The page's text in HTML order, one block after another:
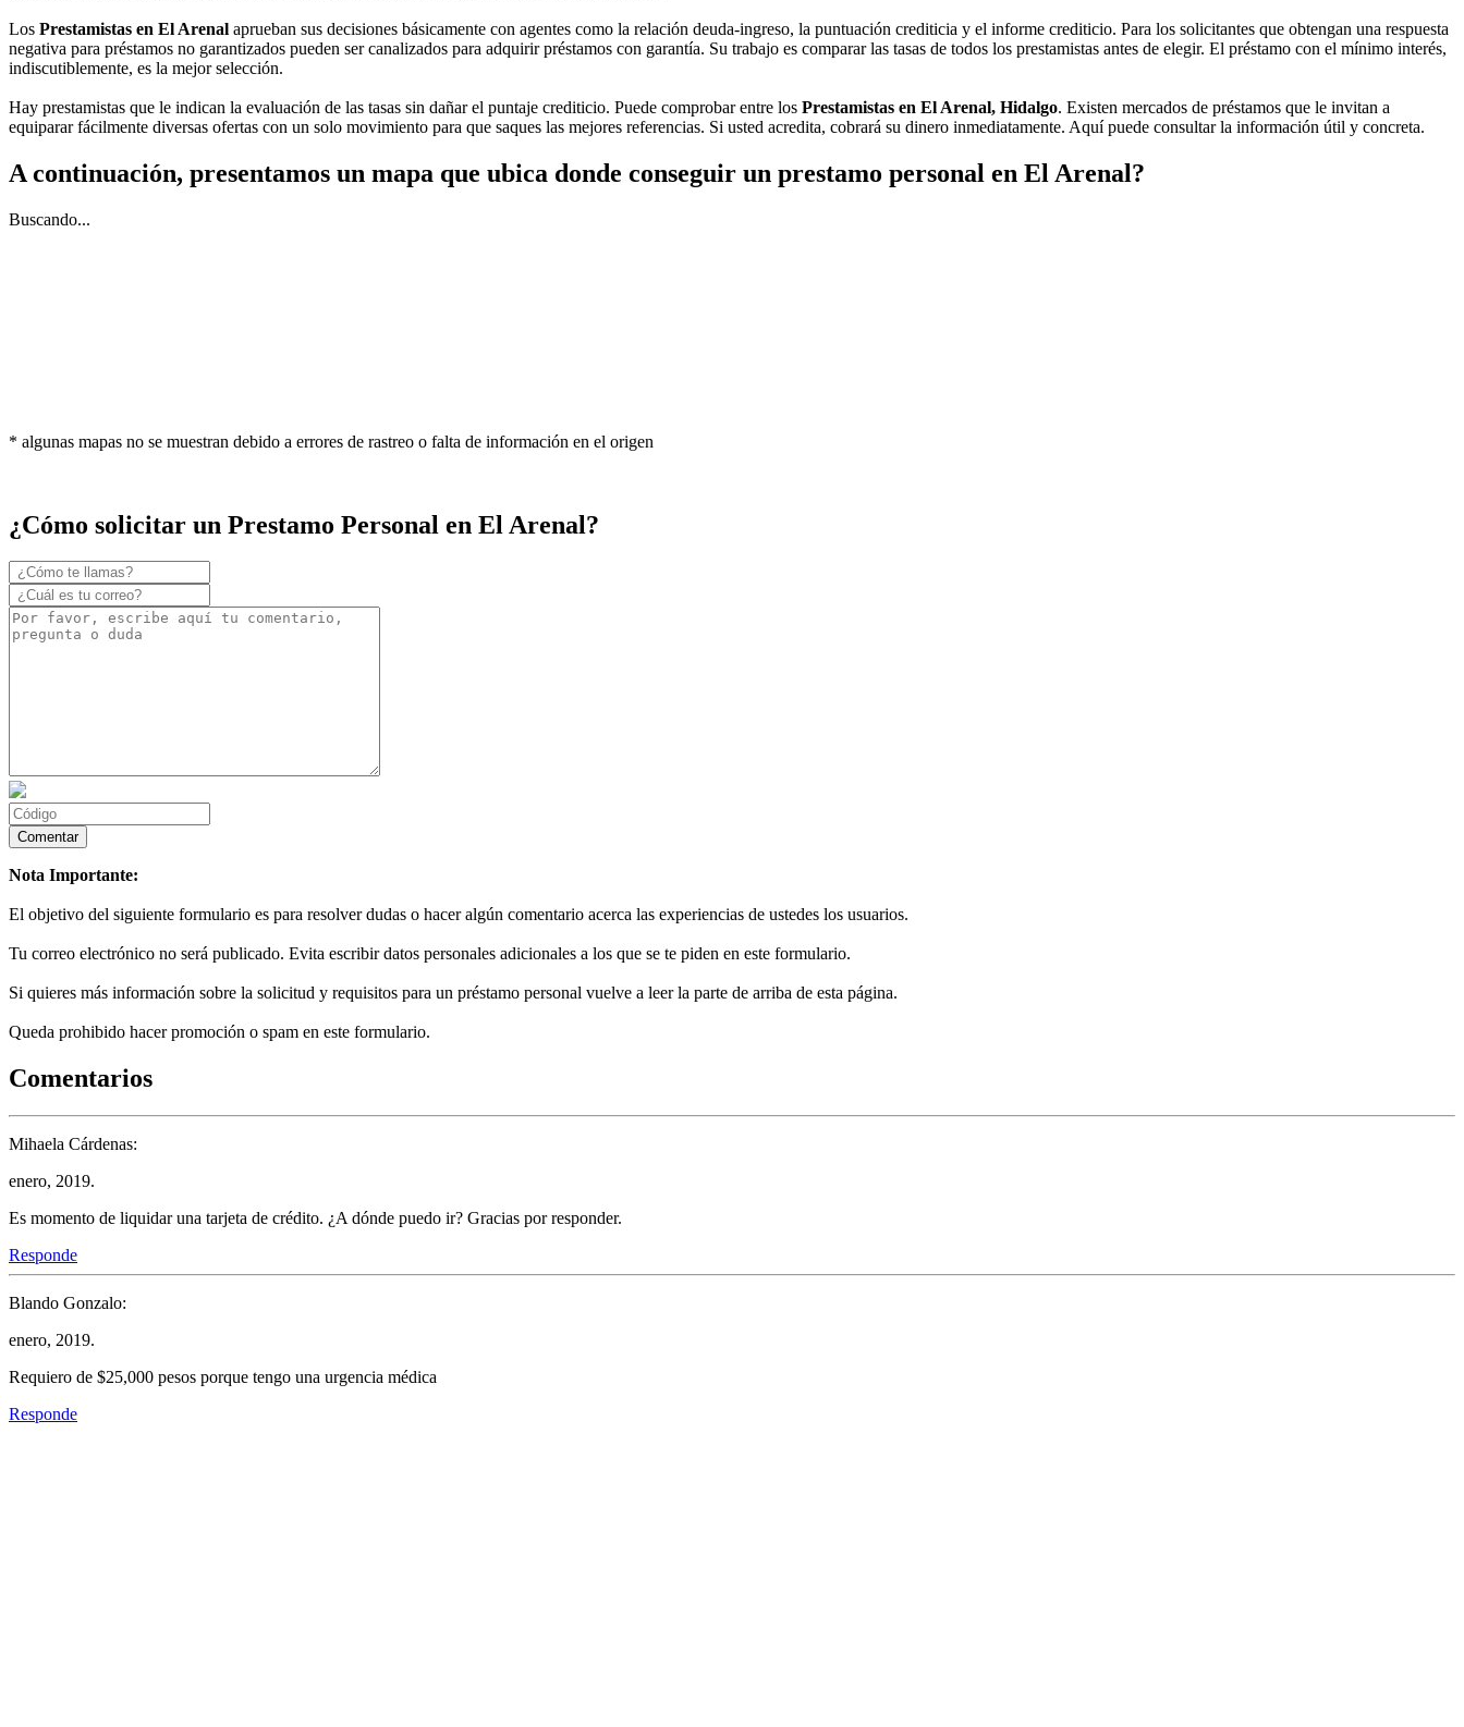
Los Prestamistas en El Arenal aprueban sus decisiones básicamente con agentes como la relación deuda-ingreso, la puntuación crediticia y el informe crediticio. Para los solicitantes que obtengan una respuesta
negativa para préstamos no garantizados pueden ser canalizados para adquirir préstamos con garantía. Su trabajo es comparar las tasas de todos los prestamistas antes de elegir. El préstamo con el mínimo interés,
indiscutiblemente, es la mejor selección.
Hay prestamistas que le indican la evaluación de las tasas sin dañar el puntaje crediticio. Puede comprobar entre los Prestamistas en El Arenal, Hidalgo. Existen mercados de préstamos que le invitan a
equiparar fácilmente diversas ofertas con un solo movimiento para que saques las mejores referencias. Si usted acredita, cobrará su dinero inmediatamente. Aquí puede consultar la información útil y concreta.
A continuación, presentamos un mapa que ubica donde conseguir un prestamo personal en El Arenal?
Buscando...
* algunas mapas no se muestran debido a errores de rastreo o falta de información en el origen
¿Cómo solicitar un Prestamo Personal en El Arenal?
Nota Importante:
El objetivo del siguiente formulario es para resolver dudas o hacer algún comentario acerca las experiencias de ustedes los usuarios.
Tu correo electrónico no será publicado. Evita escribir datos personales adicionales a los que se te piden en este formulario.
Si quieres más información sobre la solicitud y requisitos para un préstamo personal vuelve a leer la parte de arriba de esta página.
Queda prohibido hacer promoción o spam en este formulario.
Comentarios
Mihaela Cárdenas:
enero, 2019.
Es momento de liquidar una tarjeta de crédito. ¿A dónde puedo ir? Gracias por responder.
Responde
Blando Gonzalo:
enero, 2019.
Requiero de $25,000 pesos porque tengo una urgencia médica
Responde